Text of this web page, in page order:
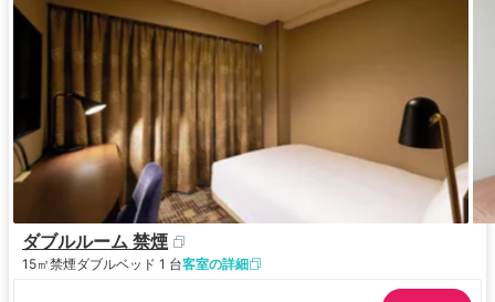
ダブルルーム 禁煙
15㎡禁煙ダブルベッド 1 台客室の詳細